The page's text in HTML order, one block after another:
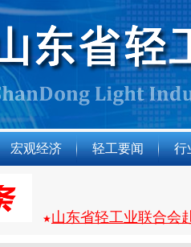
宏观经济 轻工要闻 行
★山东省轻工业联合会